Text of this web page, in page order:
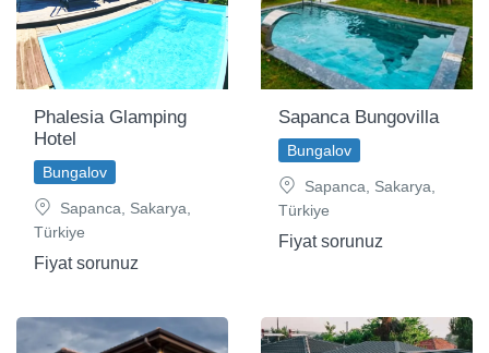
Phalesia Glamping
Hotel
Bungalov
Sapanca, Sakarya,
Türkiye
Fiyat sorunuz
Sapanca Bungovilla
Bungalov
Sapanca, Sakarya,
Türkiye
Fiyat sorunuz